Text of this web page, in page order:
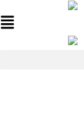
springen
Inhalt
Main